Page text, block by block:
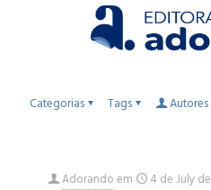
Categorias Tags Autores
Adorandoem 4 de July